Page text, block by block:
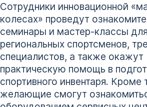
Сотрудники инновационной
колесах» проведут
семинары и мастер-классы для
региональных спортсменов,
специалистов, а также окажут
практическую помощь в
спортивного инвентаря. Кроме
желающие смогут